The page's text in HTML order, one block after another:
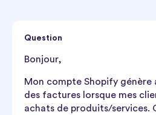
Question
Bonjour,
Mon compte Shopify
des factures lorsque mes
achats de produits/services.